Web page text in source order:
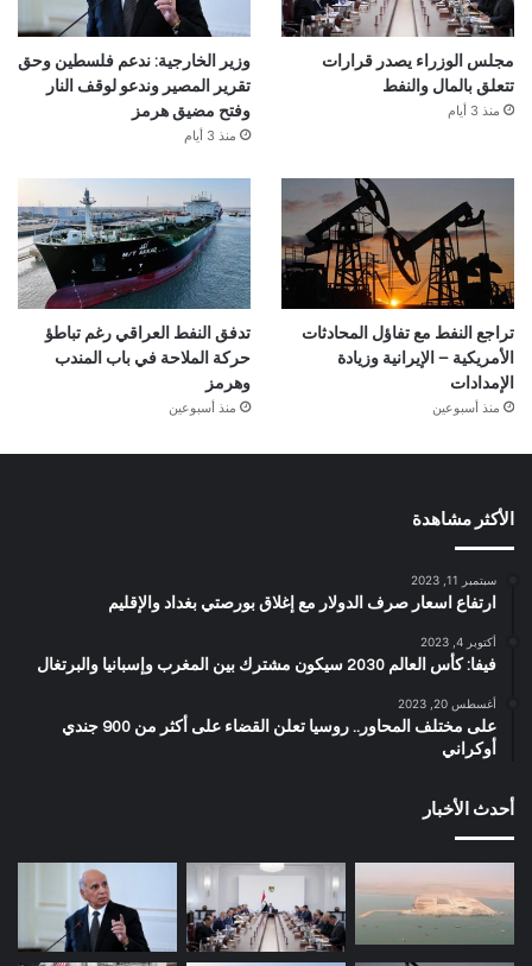
مجلس الوزراء يصدر قرارات
تتعلق بالمال والنفط
منذ 3 أيام
وزير الخارجية: ندعم فلسطين وحق
تقرير المصير وندعو لوقف النار
وفتح مضيق هرمز
منذ 3 أيام
تراجع النفط مع تفاؤل المحادثات
الأمريكية – الإيرانية وزيادة
الإمدادات
منذ أسبوعين
تدفق النفط العراقي رغم تباطؤ
حركة الملاحة في باب المندب
وهرمز
منذ أسبوعين
الأكثر مشاهدة
سبتمبر 11, 2023
ارتفاع اسعار صرف الدولار مع إغلاق بورصتي بغداد والإقليم
أكتوبر 4, 2023
فيفا: كأس العالم 2030 سيكون مشترك بين المغرب وإسبانيا والبرتغال
أغسطس 20, 2023
على مختلف المحاور.. روسيا تعلن القضاء على أكثر من 900 جندي
أوكراني
أحدث الأخبار